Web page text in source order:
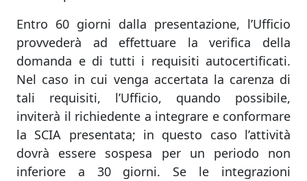
Entro 60 giorni dalla presentazione, l’Ufficio
provvederà ad effettuare la verifica della
domanda e di tutti i requisiti autocertificati.
Nel caso in cui venga accertata la carenza di
tali requisiti, l’Ufficio, quando possibile,
inviterà il richiedente a integrare e conformare
la SCIA presentata; in questo caso l’attività
dovrà essere sospesa per un periodo non
inferiore a 30 giorni. Se le integrazioni